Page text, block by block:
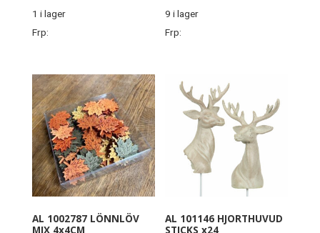
1 i lager
Frp:
9 i lager
Frp:
AL 1002787 LÖNNLÖV
MIX 4x4CM
AL 101146 HJORTHUVUD
STICKS x24